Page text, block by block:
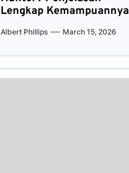
Lengkap Kemampuannya
Albert Phillips March 15, 2026